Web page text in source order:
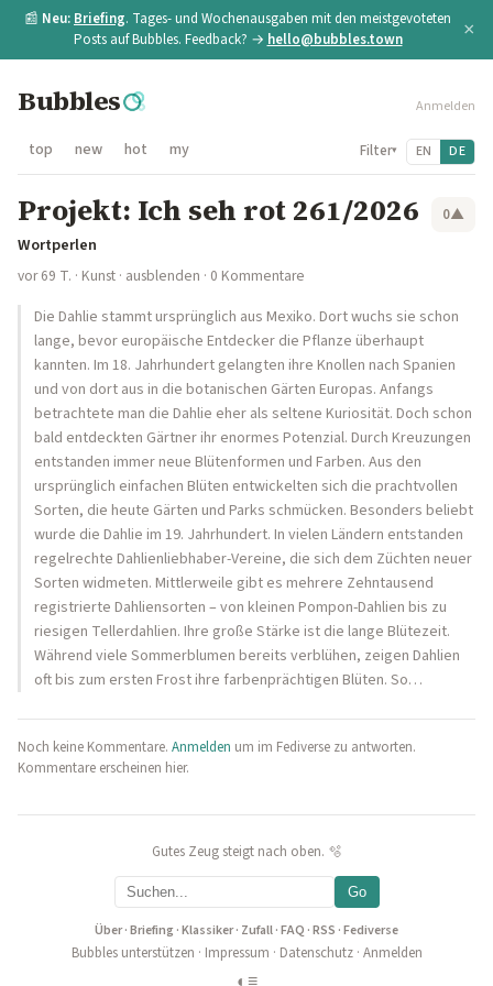
📰 Neu: Briefing. Tages- und Wochenausgaben mit den meistgevoteten
Posts auf Bubbles. Feedback? → hello@bubbles.town ×
Bubbles Anmelden
top new hot my Filter▾ EN DE
Projekt: Ich seh rot 261/2026 0▲
Wortperlen
vor 69 T. · Kunst · ausblenden · 0 Kommentare
Die Dahlie stammt ursprünglich aus Mexiko. Dort wuchs sie schon
lange, bevor europäische Entdecker die Pflanze überhaupt
kannten. Im 18. Jahrhundert gelangten ihre Knollen nach Spanien
und von dort aus in die botanischen Gärten Europas. Anfangs
betrachtete man die Dahlie eher als seltene Kuriosität. Doch schon
bald entdeckten Gärtner ihr enormes Potenzial. Durch Kreuzungen
entstanden immer neue Blütenformen und Farben. Aus den
ursprünglich einfachen Blüten entwickelten sich die prachtvollen
Sorten, die heute Gärten und Parks schmücken. Besonders beliebt
wurde die Dahlie im 19. Jahrhundert. In vielen Ländern entstanden
regelrechte Dahlienliebhaber-Vereine, die sich dem Züchten neuer
Sorten widmeten. Mittlerweile gibt es mehrere Zehntausend
registrierte Dahliensorten – von kleinen Pompon-Dahlien bis zu
riesigen Tellerdahlien. Ihre große Stärke ist die lange Blütezeit.
Während viele Sommerblumen bereits verblühen, zeigen Dahlien
oft bis zum ersten Frost ihre farbenprächtigen Blüten. So…
Noch keine Kommentare. Anmelden um im Fediverse zu antworten.
Kommentare erscheinen hier.
Gutes Zeug steigt nach oben. 🫧
Go
Über·Briefing·Klassiker· Zufall·FAQ ·RSS ·Fediverse
Bubbles unterstützen · Impressum · Datenschutz· Anmelden
◐ ≡